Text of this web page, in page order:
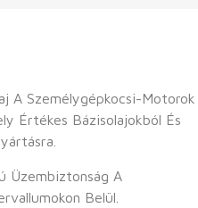
A Személygépkocsi-Motorok
Értékes Bázisolajokból És
Üzembiztonság A
Belül.